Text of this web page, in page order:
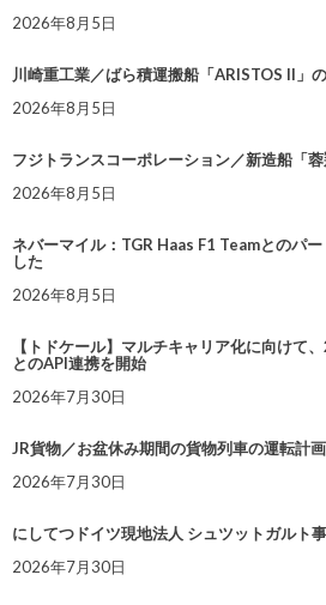
2026年8月5日
川崎重工業／ばら積運搬船「ARISTOS II」
2026年8月5日
フジトランスコーポレーション／新造船「
2026年8月5日
ネバーマイル：TGR Haas F1 Teamとのパ
した
2026年8月5日
【トドケール】マルチキャリア化に向けて
とのAPI連携を開始
2026年7月30日
JR貨物／お盆休み期間の貨物列車の運転計
2026年7月30日
にしてつドイツ現地法人 シュツットガルト
2026年7月30日